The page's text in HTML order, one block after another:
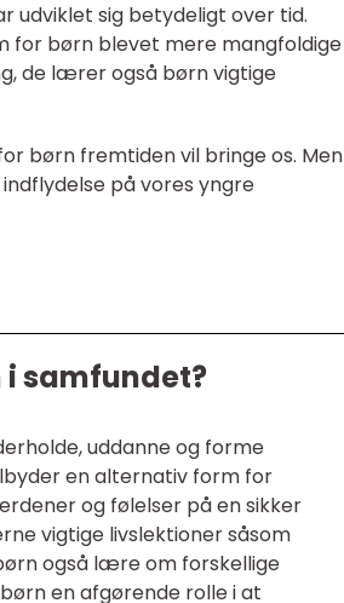
udviklet sig betydeligt over tid.
for børn blevet mere mangfoldige
de lærer også børn vigtige
børn fremtiden vil bringe os. Men
på vores yngre
samfundet?
uddanne og forme
en alternativ form for
og følelser på en sikker
vigtige livslektioner såsom
også lære om forskellige
en afgørende rolle i at